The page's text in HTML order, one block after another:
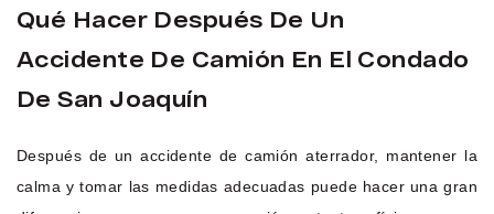
Qué Hacer Después De Un
Accidente De Camión En El Condado
De San Joaquín
Después de un accidente de camión aterrador, mantener la
calma y tomar las medidas adecuadas puede hacer una gran